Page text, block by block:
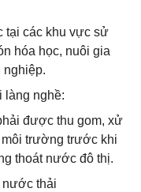
tại các khu vực sử
hóa học, nuôi gia
nghiệp.
nghề:
được thu gom, xử
môi trường trước khi
thoátnước đô thị.
nước thải